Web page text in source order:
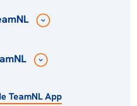
TeamNL App